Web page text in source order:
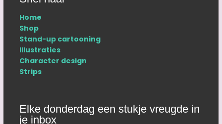
Home
Shop
Stand-up cartooning
Illustraties
Character design
Strips
Elke donderdag een stukje vreugde in
je inbox